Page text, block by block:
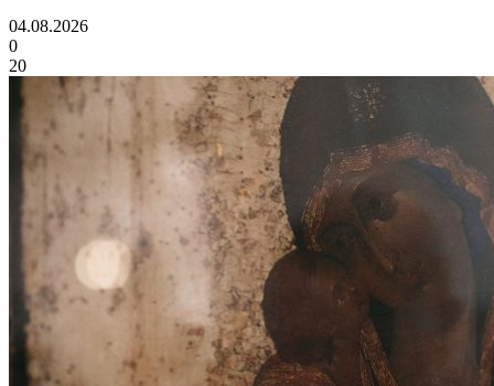
04.08.2026
0
20